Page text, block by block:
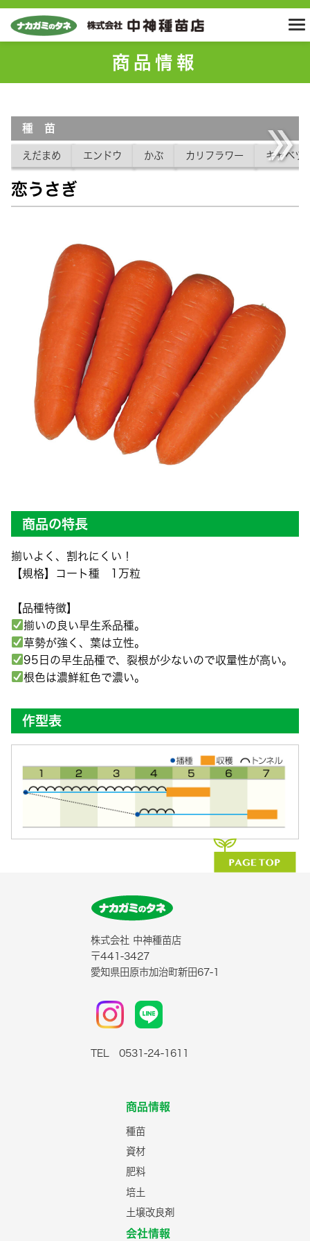
商品情報
種 苗
えだまめ エンドウ かぶ カリフラワー キャベツ
恋うさぎ
商品の特長
揃いよく、割れにくい！
【規格】コート種 1万粒
【品種特徴】
揃いの良い早生系品種。
草勢が強く、葉は立性。
95日の早生品種で、裂根が少ないので収量性が高い。
根色は濃鮮紅色で濃い。
作型表
株式会社 中神種苗店
〒441-3427
愛知県田原市加治町新田67-1
TEL 0531-24-1611
商品情報
種苗
資材
肥料
培土
土壌改良剤
会社情報